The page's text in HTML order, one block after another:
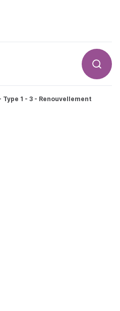
1 - 3 - Renouvellement